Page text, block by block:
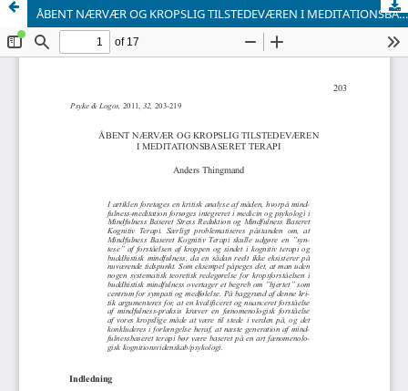
ÅBENT NÆRVÆR OG KROPSLIG TILSTEDEVÆREN I MEDITATIONSBASERET TERAPI